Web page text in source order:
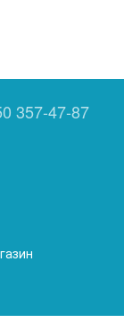
357-47-87